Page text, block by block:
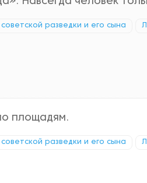
разведки и его сына
площадям.
разведки и его сына